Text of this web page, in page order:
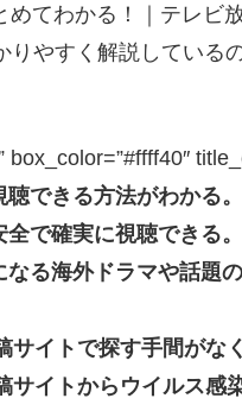
てわかる！｜テレビ
やすく解説している
できる方法がわかる。
で確実に視聴できる。
る海外ドラマや話題
イトで探す手間がなく
イトからウイルス感